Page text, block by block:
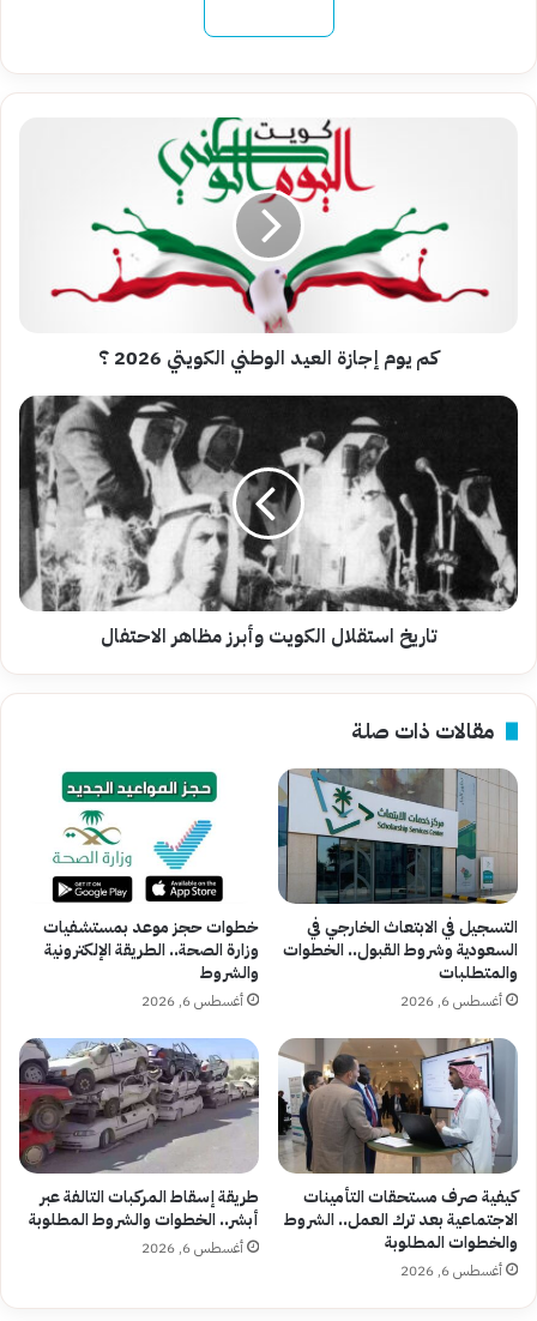
2026
كم يوم إجازة العيد الوطني الكويتي 2026 ؟
تاريخ
وأبرز
مظاهر
الاحتفال
تاريخ استقلال الكويت وأبرز مظاهر الاحتفال
مقالات ذات صلة
التسجيل في الابتعاث الخارجي في
السعودية وشروط القبول.. الخطوات
والمتطلبات
أغسطس 6, 2026
خطوات حجز موعد بمستشفيات
وزارة الصحة.. الطريقة الإلكترونية
والشروط
أغسطس 6, 2026
كيفية صرف مستحقات التأمينات
الاجتماعية بعد ترك العمل.. الشروط
والخطوات المطلوبة
أغسطس 6, 2026
طريقة إسقاط المركبات التالفة عبر
أبشر.. الخطوات والشروط المطلوبة
أغسطس 6, 2026